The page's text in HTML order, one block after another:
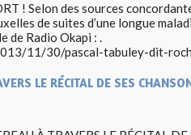
! Selon des sources
de suites d’une longue
de Radio Okapi : .
11/30/pascal-tabuley-dit-
LE RÉCITAL DE SES